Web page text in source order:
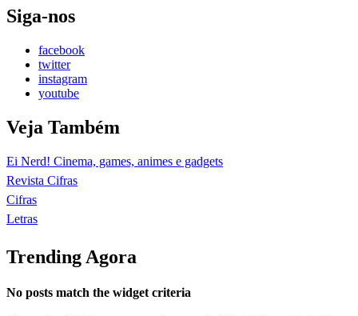
Siga-nos
facebook
twitter
instagram
youtube
Veja Também
Ei Nerd! Cinema, games, animes e gadgets
Revista Cifras
Cifras
Letras
Trending Agora
No posts match the widget criteria